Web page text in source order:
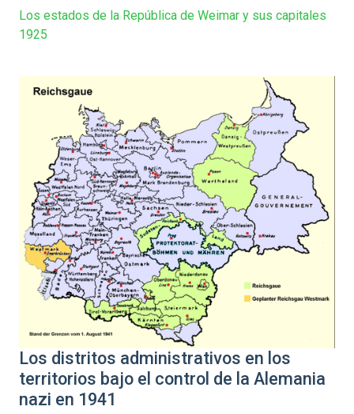
Los estados de la República de Weimar y sus capitales
1925
Los distritos administrativos en los
territorios bajo el control de la Alemania
nazi en 1941